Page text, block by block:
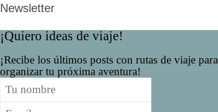
Newsletter
¡Quiero ideas de viaje!
¡Recibe los últimos posts con rutas de viaje para
organizar tu próxima aventura!